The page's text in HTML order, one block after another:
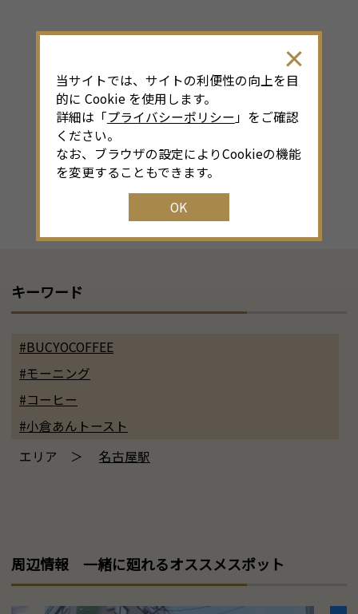
キーワード
#BUCYOCOFFEE
#モーニング
#コーヒー
#小倉あんトースト
エリア ＞ 名古屋駅
周辺情報 一緒に廻れるオススメスポット
当サイトでは、サイトの利便性の向上を目
的に Cookie を使用します。
詳細は「プライバシーポリシー 」をご確認
ください。
なお、ブラウザの設定によりCookieの機能
を変更することもできます。
OK